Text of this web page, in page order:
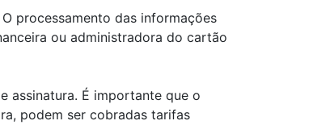
processamento das informações
ou administradora do cartão
assinatura. É importante que o
podem ser cobradas tarifas